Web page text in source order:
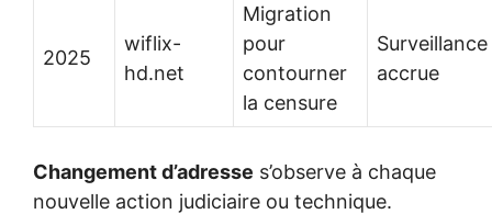
2025
wiflix-
hd.net
Migration
pour
contourner
la censure
Surveillance
accrue
Changement d’adresse s’observe à chaque
nouvelle action judiciaire ou technique.